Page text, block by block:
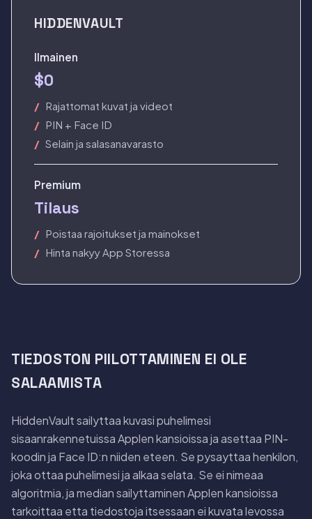
HIDDENVAULT
Ilmainen
$0
Rajattomat kuvat ja videot
PIN + Face ID
Selain ja salasanavarasto
Premium
Tilaus
Poistaa rajoitukset ja mainokset
Hinta nakyy App Storessa
TIEDOSTON PIILOTTAMINEN EI OLE
SALAAMISTA
HiddenVault sailyttaa kuvasi puhelimesi
sisaanrakennetuissa Applen kansioissa ja asettaa PIN-
koodin ja Face ID:n niiden eteen. Se pysayttaa henkilon,
joka ottaa puhelimesi ja alkaa selata. Se ei nimeaa
algoritmia, ja median sailyttaminen Applen kansioissa
tarkoittaa etta tiedostoja itsessaan ei kuvata levossa